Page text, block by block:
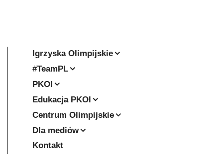
Igrzyska Olimpijskie
#TeamPL
PKOl
Edukacja PKOl
Centrum Olimpijskie
Dla mediów
Kontakt